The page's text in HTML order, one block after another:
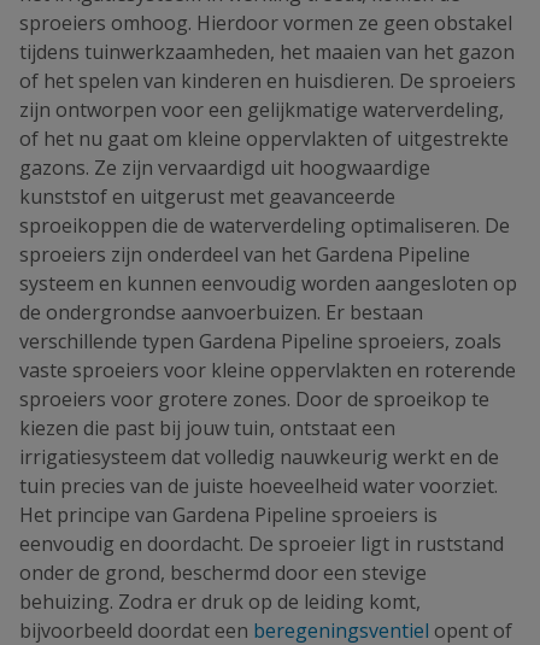
sproeiers omhoog. Hierdoor vormen ze geen obstakel
tijdens tuinwerkzaamheden, het maaien van het gazon
of het spelen van kinderen en huisdieren. De sproeiers
zijn ontworpen voor een gelijkmatige waterverdeling,
of het nu gaat om kleine oppervlakten of uitgestrekte
gazons. Ze zijn vervaardigd uit hoogwaardige
kunststof en uitgerust met geavanceerde
sproeikoppen die de waterverdeling optimaliseren. De
sproeiers zijn onderdeel van het Gardena Pipeline
systeem en kunnen eenvoudig worden aangesloten op
de ondergrondse aanvoerbuizen. Er bestaan
verschillende typen Gardena Pipeline sproeiers, zoals
vaste sproeiers voor kleine oppervlakten en roterende
sproeiers voor grotere zones. Door de sproeikop te
kiezen die past bij jouw tuin, ontstaat een
irrigatiesysteem dat volledig nauwkeurig werkt en de
tuin precies van de juiste hoeveelheid water voorziet.
Het principe van Gardena Pipeline sproeiers is
eenvoudig en doordacht. De sproeier ligt in ruststand
onder de grond, beschermd door een stevige
behuizing. Zodra er druk op de leiding komt,
bijvoorbeeld doordat een beregeningsventiel opent of